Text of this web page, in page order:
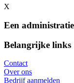
X
Een
Belangrijke links
Contact
Over ons
Bedrijf aanmelden